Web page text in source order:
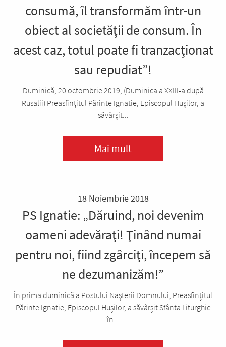
consumă, îl transformăm într-un
obiect al societăţii de consum. În
acest caz, totul poate fi tranzacţionat
sau repudiat”!
Duminică, 20 octombrie 2019, (Duminica a XXIII-a după
Rusalii) Preasfinţitul Părinte Ignatie, Episcopul Huşilor, a
săvârşit...
Mai mult
18 Noiembrie 2018
PS Ignatie: „Dăruind, noi devenim
oameni adevăraţi! Ţinând numai
pentru noi, fiind zgârciţi, începem să
ne dezumanizăm!”
În prima duminică a Postului Naşterii Domnului, Preasfinţitul
Părinte Ignatie, Episcopul Huşilor, a săvârşit Sfânta Liturghie
în...